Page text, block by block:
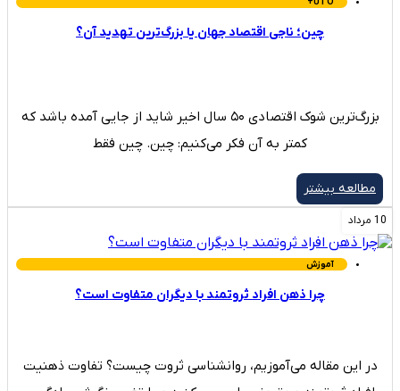
چین؛ ناجی اقتصاد جهان یا بزرگ‌ترین تهدید آن؟
بزرگ‌ترین شوک اقتصادی ۵۰ سال اخیر شاید از جایی آمده باشد که
کمتر به آن فکر می‌کنیم: چین. چین فقط
مطالعه بیشتر
10 مرداد
آموزش
چرا ذهن افراد ثروتمند با دیگران متفاوت است؟
در این مقاله می‌آموزیم، روانشناسی ثروت چیست؟ تفاوت ذهنیت